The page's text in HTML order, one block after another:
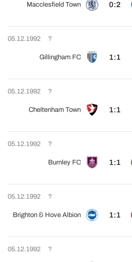
Macclesfield Town 0:2
05.12.1992 ?
Gillingham FC 1:1
05.12.1992 ?
Cheltenham Town 1:1
05.12.1992 ?
Burnley FC 1:1
05.12.1992 ?
Brighton & Hove Albion 1:1
05.12.1992 ?